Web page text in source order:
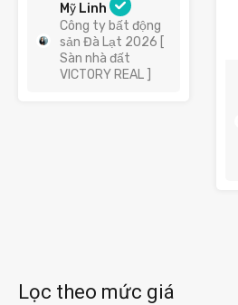
Mỹ Linh
Công ty bất động
sản Đà Lạt 2026 [
Sàn nhà đất
VICTORY REAL ]
Lọc theo mức giá